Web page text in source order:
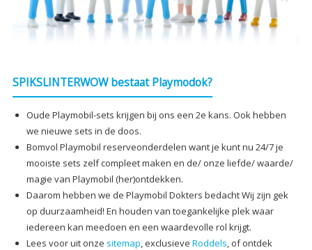
SPIKSLINTERWOW bestaat Playmodok?
Oude Playmobil-sets krijgen bij ons een 2e kans. Ook hebben
we nieuwe sets in de doos.
Bomvol Playmobil reserveonderdelen want je kunt nu 24/7 je
mooiste sets zelf compleet maken en de/ onze liefde/ waarde/
magie van Playmobil (her)ontdekken.
Daarom hebben we de Playmobil Dokters bedacht Wij zijn gek
op duurzaamheid! En houden van toegankelijke plek waar
iedereen kan meedoen en een waardevolle rol krijgt.
Lees voor uit onze sitemap, exclusieve Roddels, of ontdek